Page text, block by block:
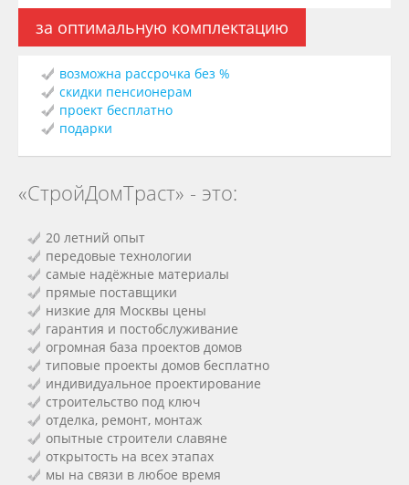
за оптимальную комплектацию
возможна рассрочка без %
скидки пенсионерам
проект бесплатно
подарки
«СтройДомТраст» - это:
20 летний опыт
передовые технологии
самые надёжные материалы
прямые поставщики
низкие для Москвы цены
гарантия и постобслуживание
огромная база проектов домов
типовые проекты домов бесплатно
индивидуальное проектирование
строительство под ключ
отделка, ремонт, монтаж
опытные строители славяне
открытость на всех этапах
мы на связи в любое время